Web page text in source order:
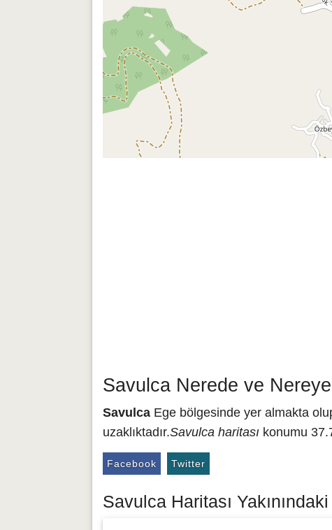
Savulca Nerede ve Nereye
Savulca Ege bölgesinde yer almakta
uzaklıktadır.Savulca haritası konumu
Facebook Twitter
Savulca Haritası